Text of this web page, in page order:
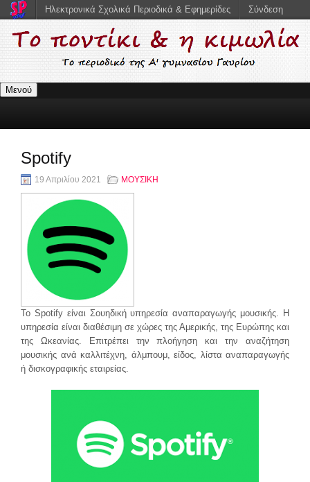
Μενού
Spotify
19 Απριλίου 2021 ΜΟΥΣΙΚΗ
Το Spotify είναι Σουηδική υπηρεσία αναπαραγωγής μουσικής. Η
υπηρεσία είναι διαθέσιμη σε χώρες της Αμερικής, της Ευρώπης και
της Ωκεανίας. Επιτρέπει την πλοήγηση και την αναζήτηση
μουσικής ανά καλλιτέχνη, άλμπουμ, είδος, λίστα αναπαραγωγής
ή δισκογραφικής εταιρείας.
Ηλεκτρονικά Σχολικά Περιοδικά & Εφημερίδες Σύνδεση